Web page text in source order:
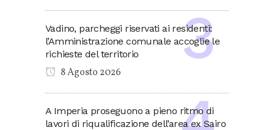
Vadino, parcheggi riservati ai residenti:
l’Amministrazione comunale accoglie le
richieste del territorio
8 Agosto 2026
A Imperia proseguono a pieno ritmo di
lavori di riqualificazione dell’area ex Sairo